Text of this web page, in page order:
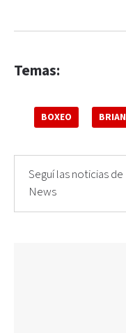
Temas:
BOXEO
Seguí las noticias
News